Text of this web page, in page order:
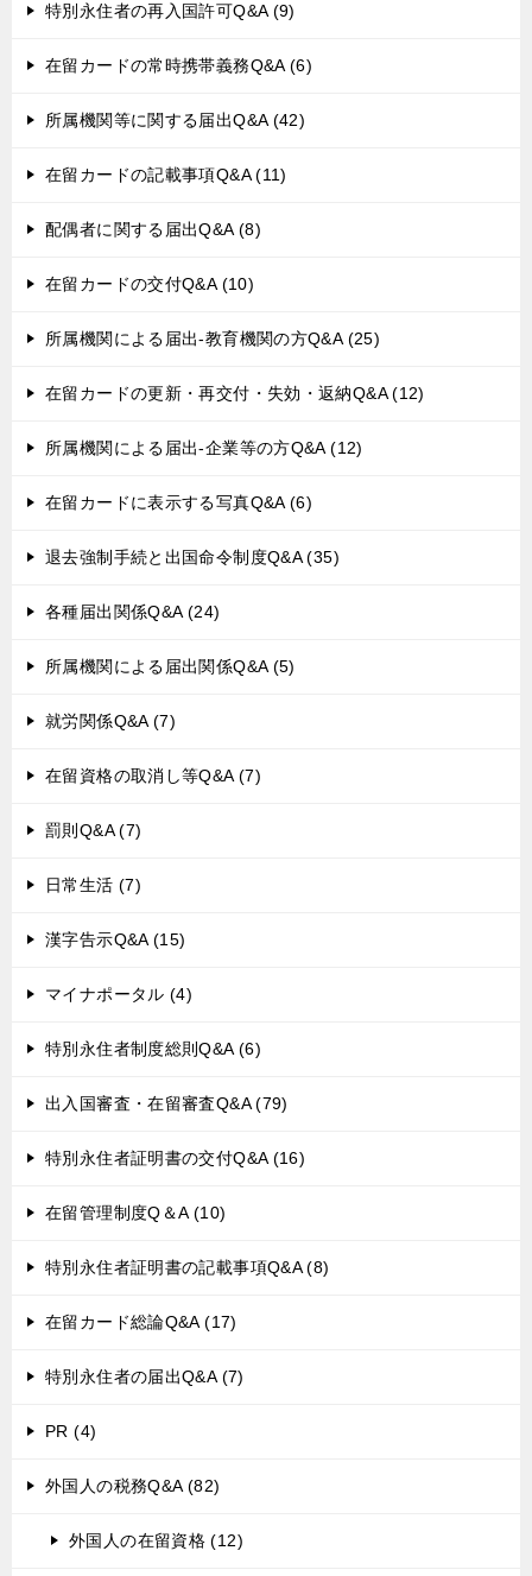
特別永住者の再入国許可Q&A (9)
在留カードの常時携帯義務Q&A (6)
所属機関等に関する届出Q&A (42)
在留カードの記載事項Q&A (11)
配偶者に関する届出Q&A (8)
在留カードの交付Q&A (10)
所属機関による届出-教育機関の方Q&A (25)
在留カードの更新・再交付・失効・返納Q&A (12)
所属機関による届出-企業等の方Q&A (12)
在留カードに表示する写真Q&A (6)
退去強制手続と出国命令制度Q&A (35)
各種届出関係Q&A (24)
所属機関による届出関係Q&A (5)
就労関係Q&A (7)
在留資格の取消し等Q&A (7)
罰則Q&A (7)
日常生活 (7)
漢字告示Q&A (15)
マイナポータル (4)
特別永住者制度総則Q&A (6)
出入国審査・在留審査Q&A (79)
特別永住者証明書の交付Q&A (16)
在留管理制度Q＆A (10)
特別永住者証明書の記載事項Q&A (8)
在留カード総論Q&A (17)
特別永住者の届出Q&A (7)
PR (4)
外国人の税務Q&A (82)
外国人の在留資格 (12)